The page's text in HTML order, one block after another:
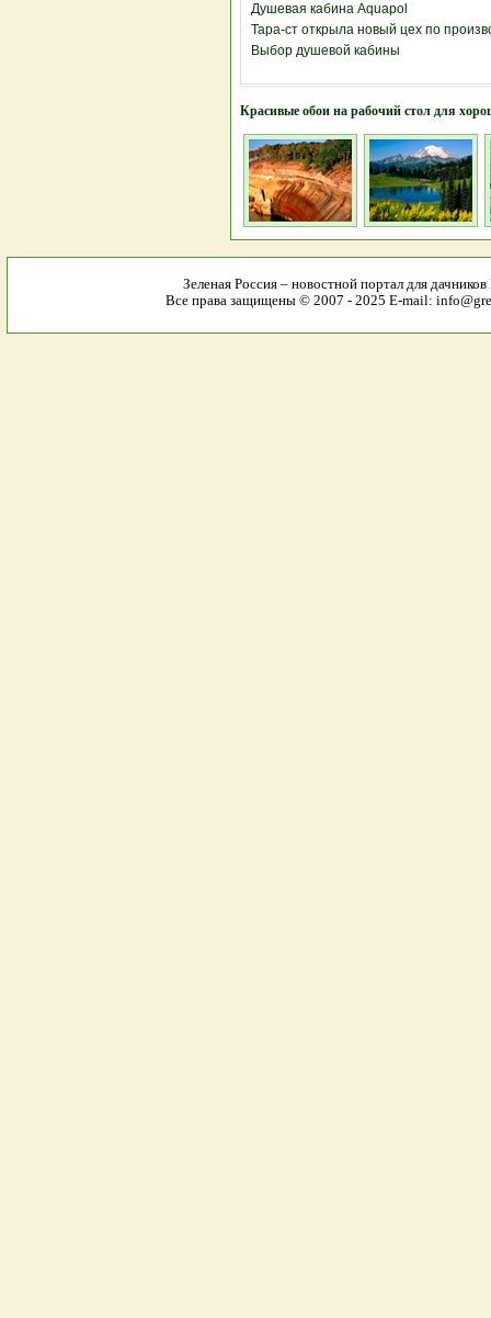
Душевая кабина Aquapol
Тара-ст открыла новый цех по
Выбор душевой кабины
Красивые обои на рабочий стол для
Зеленая Россия – новостной портал для
Все права защищены © 2007 - 2025 E-mail: